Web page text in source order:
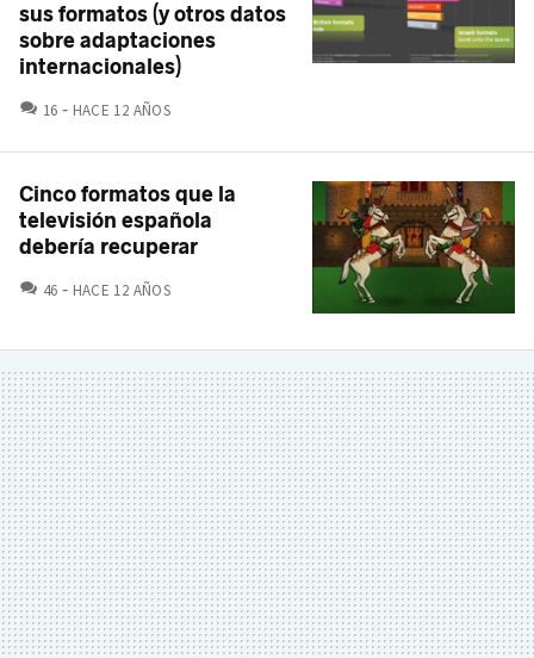
sus formatos (y otros datos
sobre adaptaciones
internacionales)
16 COMENTARIOS
HACE 12 AÑOS
Cinco formatos que la
televisión española
debería recuperar
46 COMENTARIOS
HACE 12 AÑOS